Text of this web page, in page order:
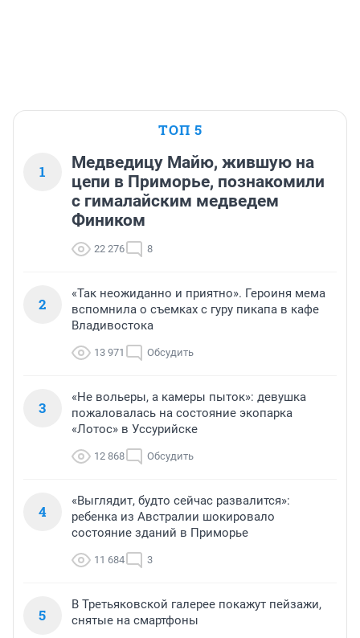
ТОП 5
1
Медведицу Майю, жившую на
цепи в Приморье, познакомили
с гималайским медведем
Фиником
22 276 8
2
«Так неожиданно и приятно». Героиня мема
вспомнила о съемках с гуру пикапа в кафе
Владивостока
13 971 Обсудить
3
«Не вольеры, а камеры пыток»: девушка
пожаловалась на состояние экопарка
«Лотос» в Уссурийске
12 868 Обсудить
4
«Выглядит, будто сейчас развалится»:
ребенка из Австралии шокировало
состояние зданий в Приморье
11 684 3
5
В Третьяковской галерее покажут пейзажи,
снятые на смартфоны